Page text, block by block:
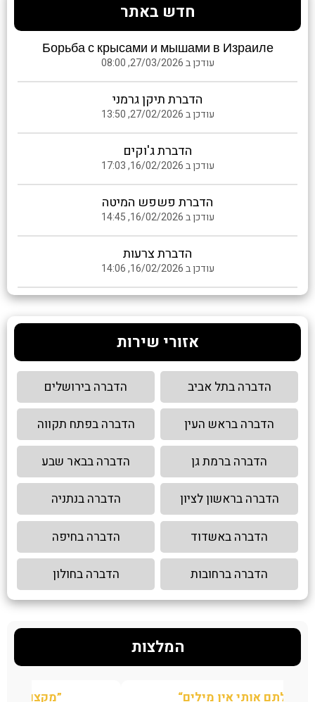
חדש באתר
Борьба с крысами и мышами в Израиле
עודכן ב 27/03/2026, 08:00
הדברת תיקן גרמני
עודכן ב 27/02/2026, 13:50
הדברת ג'וקים
עודכן ב 16/02/2026, 17:03
הדברת פשפש המיטה
עודכן ב 16/02/2026, 14:45
הדברת צרעות
עודכן ב 16/02/2026, 14:06
אזורי שירות
הדברה בתל אביב הדברה בירושלים
הדברה בראש העין הדברה בפתח תקווה
הדברה ברמת גן הדברה בבאר שבע
הדברה בראשון לציון הדברה בנתניה
הדברה באשדוד הדברה בחיפה
הדברה ברחובות הדברה בחולון
המלצות
“הצלתם אותי אין מילים”